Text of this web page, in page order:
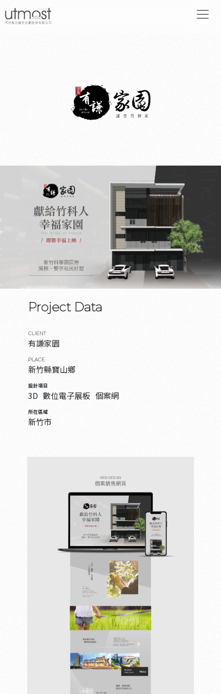
Project Data
CLIENT
有謙家園
PLACE
新竹縣寶山鄉
設計項目
3D 數位電子展板 個案網
所在區域
新竹市